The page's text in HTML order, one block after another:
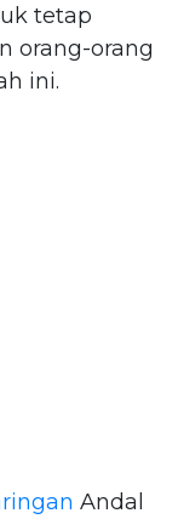
tetap
orang-orang
ini.
Andal